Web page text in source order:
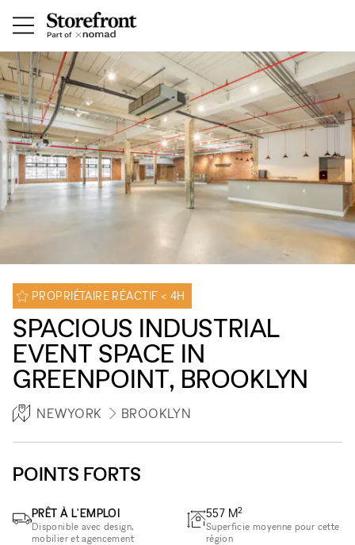
PROPRIÉTAIRE RÉACTIF < 4H
SPACIOUS INDUSTRIAL
EVENT SPACE IN
GREENPOINT, BROOKLYN
NEWYORK BROOKLYN
POINTS FORTS
PRÊT À L'EMPLOI
Disponible avec design,
mobilier et agencement
557 M2
Superficie moyenne pour cette
région